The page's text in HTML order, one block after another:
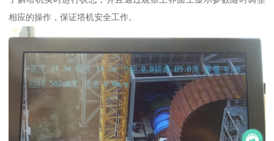
相应的操作，保证塔机安全工作。